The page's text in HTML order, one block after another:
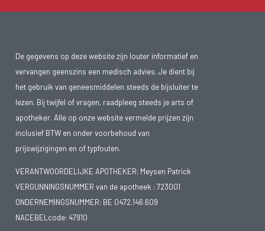
De gegevens op deze website zijn louter informatief en
vervangen geenszins een medisch advies. Je dient bij
het gebruik van geneesmiddelen steeds de bijsluiter te
lezen. Bij twijfel of vragen, raadpleeg steeds je arts of
apotheker. Alle op onze website vermelde prijzen zijn
inclusief BTW en onder voorbehoud van
prijswijzigingen en of typfouten.
VERANTWOORDELIJKE APOTHEKER: Meysen Patrick
VERGUNNINGSNUMMER van de apotheek : 723001
ONDERNEMINGSNUMMER: BE 0472.146.609
NACEBELcode: 47910